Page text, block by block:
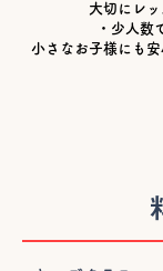
大切にレッ
・少人数
小さなお子様にも